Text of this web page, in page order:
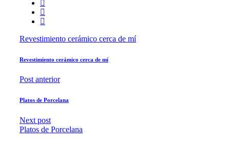
Revestimiento cerámico cerca de mí
Revestimiento cerámico cerca de mí
Post anterior
Platos de Porcelana
Next post
Platos de Porcelana